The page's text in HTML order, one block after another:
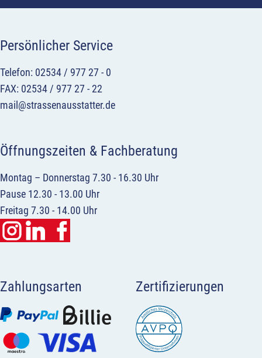
Persönlicher Service
Telefon: 02534 / 977 27 - 0
FAX: 02534 / 977 27 - 22
mail@strassenausstatter.de
Öffnungszeiten & Fachberatung
Montag – Donnerstag 7.30 - 16.30 Uhr
Pause 12.30 - 13.00 Uhr
Freitag 7.30 - 14.00 Uhr
Zahlungsarten Zertifizierungen